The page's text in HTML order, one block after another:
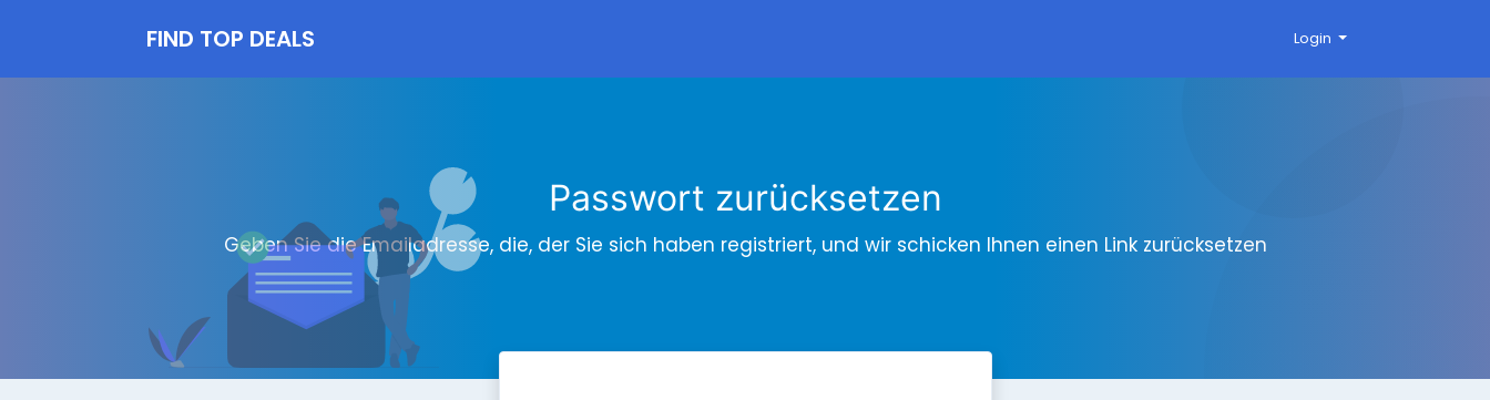
FIND TOP DEALS Login
Passwort zurücksetzen
Geben Sie die Emailadresse, die, der Sie sich haben registriert, und wir schicken Ihnen einen Link zurücksetzen